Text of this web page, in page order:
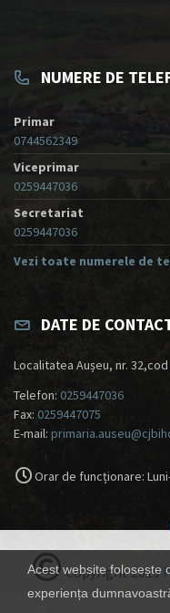
Acest website folosește
experiența
NUMERE DE
Primar
0744562349
Viceprimar
0259447036
Secretariat
0259447036
Vezi toate numerele de
DATE DE
Localitatea Aușeu, nr.
Telefon: 0259447036
Fax: 0259447075
E-mail:
Orar de funcționare:
Copyright 2019